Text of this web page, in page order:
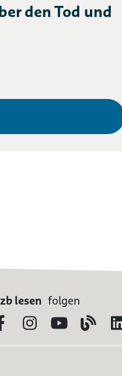
den Tod und
lesen folgen
FacebookInstagram
YouTubeBlog